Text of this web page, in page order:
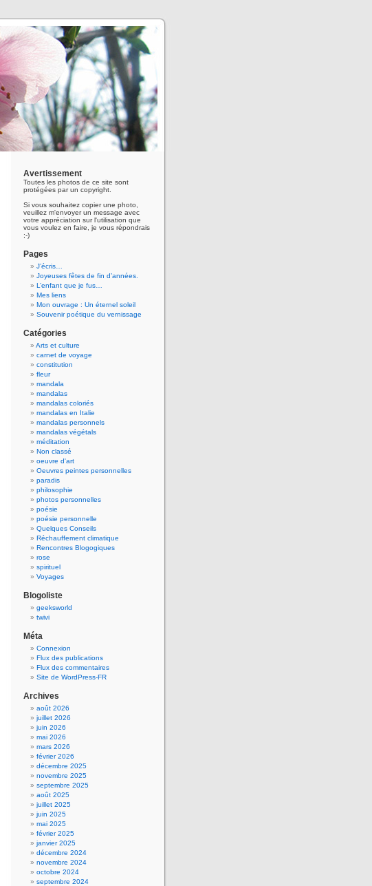
Avertissement
Toutes les photos de ce site sont
protégées par un copyright.
Si vous souhaitez copier une photo,
veuillez m'envoyer un message avec
votre appréciation sur l'utilisation que
vous voulez en faire, je vous répondrais
;-)
Pages
J’écris…
Joyeuses fêtes de fin d’années.
L’enfant que je fus…
Mes liens
Mon ouvrage : Un éternel soleil
Souvenir poétique du vernissage
Catégories
Arts et culture
carnet de voyage
constitution
fleur
mandala
mandalas
mandalas coloriés
mandalas en Italie
mandalas personnels
mandalas végétals
méditation
Non classé
oeuvre d'art
Oeuvres peintes personnelles
paradis
philosophie
photos personnelles
poésie
poésie personnelle
Quelques Conseils
Réchauffement climatique
Rencontres Blogogiques
rose
spirituel
Voyages
Blogoliste
geeksworld
twivi
Méta
Connexion
Flux des publications
Flux des commentaires
Site de WordPress-FR
Archives
août 2026
juillet 2026
juin 2026
mai 2026
mars 2026
février 2026
décembre 2025
novembre 2025
septembre 2025
août 2025
juillet 2025
juin 2025
mai 2025
février 2025
janvier 2025
décembre 2024
novembre 2024
octobre 2024
septembre 2024